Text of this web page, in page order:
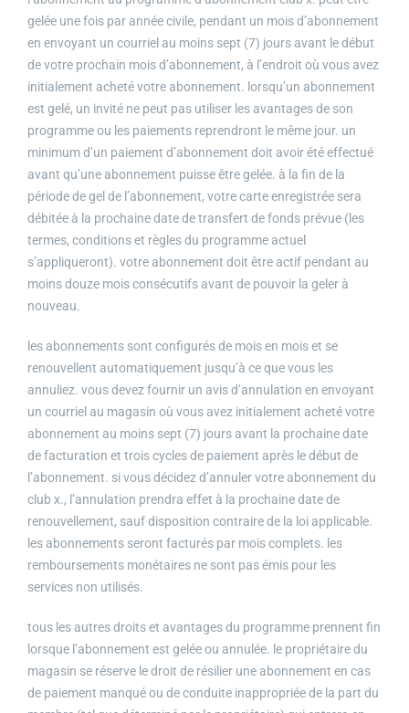
gelée une fois par année civile, pendant un mois d’abonnement
en envoyant un courriel au moins sept (7) jours avant le début
de votre prochain mois d’abonnement, à l’endroit où vous avez
initialement acheté votre abonnement. lorsqu’un abonnement
est gelé, un invité ne peut pas utiliser les avantages de son
programme ou les paiements reprendront le même jour. un
minimum d’un paiement d’abonnement doit avoir été effectué
avant qu’une abonnement puisse être gelée. à la fin de la
période de gel de l’abonnement, votre carte enregistrée sera
débitée à la prochaine date de transfert de fonds prévue (les
termes, conditions et règles du programme actuel
s’appliqueront). votre abonnement doit être actif pendant au
moins douze mois consécutifs avant de pouvoir la geler à
nouveau.
les abonnements sont configurés de mois en mois et se
renouvellent automatiquement jusqu’à ce que vous les
annuliez. vous devez fournir un avis d’annulation en envoyant
un courriel au magasin où vous avez initialement acheté votre
abonnement au moins sept (7) jours avant la prochaine date
de facturation et trois cycles de paiement après le début de
l’abonnement. si vous décidez d’annuler votre abonnement du
club x., l’annulation prendra effet à la prochaine date de
renouvellement, sauf disposition contraire de la loi applicable.
les abonnements seront facturés par mois complets. les
remboursements monétaires ne sont pas émis pour les
services non utilisés.
tous les autres droits et avantages du programme prennent fin
lorsque l’abonnement est gelée ou annulée. le propriétaire du
magasin se réserve le droit de résilier une abonnement en cas
de paiement manqué ou de conduite inappropriée de la part du